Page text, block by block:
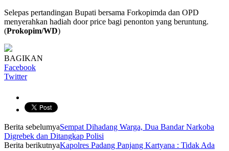
Selepas pertandingan Bupati bersama Forkopimda dan OPD
menyerahkan hadiah door price bagi penonton yang beruntung.
(Prokopim/WD)
BAGIKAN
Facebook
Twitter
Berita sebelumyaSempat Dihadang Warga, Dua Bandar Narkoba
Digrebek dan Ditangkap Polisi
Berita berikutnyaKapolres Padang Panjang Kartyana : Tidak Ada